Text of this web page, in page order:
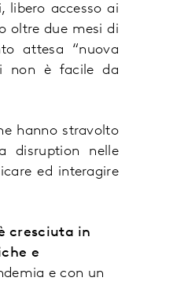
libero accesso ai
oltre due mesi di
attesa “nuova
non è facile da
hanno stravolto
disruption nelle
ed interagire
cresciuta in
e
e con un